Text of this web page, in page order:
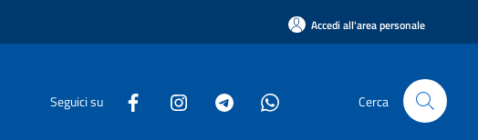
Accedi all'area personale
Seguici su Cerca